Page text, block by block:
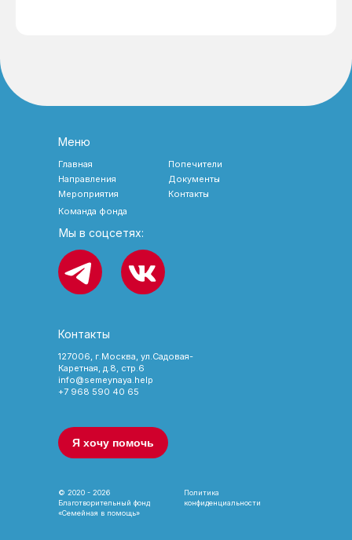
Я хочу помочь
Политика
конфиденциальности
© 2020 - 2026
Благотворительный фонд
«Семейная в помощь»
127006, г.Москва, ул.Садовая-
Каретная, д.8, стр.6
info@semeynaya.help
+7 968 590 40 65
Контакты
Мы в соцсетях:
Меню
Главная
Направления
Мероприятия
Документы
Попечители
Контакты
Команда фонда